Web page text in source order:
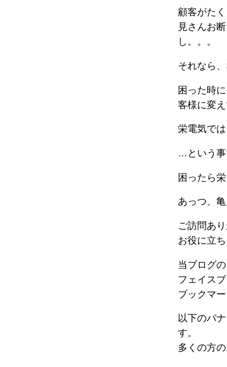
顧客がた
見さんお
し。。。
それなら
困った時
客様に変
栄電気で
…という
困ったら
あっつ、
ご訪問あ
お役に立
当ブログ
フェイス
ブックマ
以下のバ
す。
多くの方